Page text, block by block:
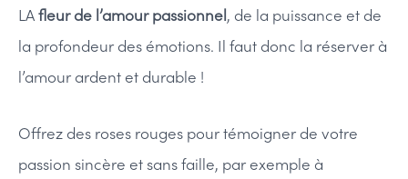
LAfleur de l’amour passionnel, de la puissance et de
la profondeur des émotions. Il faut donc la réserver à
l’amour ardent et durable !
Offrez des roses rouges pour témoigner de votre
passion sincère et sans faille, par exemple à